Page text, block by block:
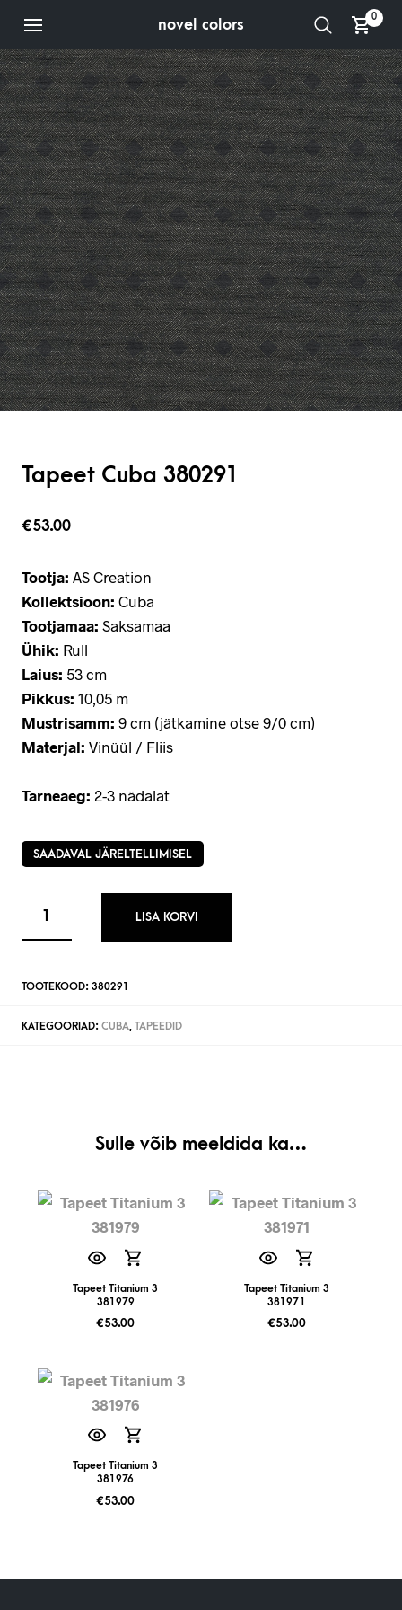
novel colors 0
Tapeet Cuba 380291
€53.00
Tootja: AS Creation
Kollektsioon: Cuba
Tootjamaa: Saksamaa
Ühik: Rull
Laius: 53 cm
Pikkus: 10,05 m
Mustrisamm: 9 cm (jätkamine otse 9/0 cm)
Materjal: Vinüül / Fliis
Tarneaeg: 2-3 nädalat
SAADAVAL JÄRELTELLIMISEL
LISA KORVI
TOOTEKOOD: 380291
KATEGOORIAD: CUBA, TAPEEDID
Sulle võib meeldida ka…
Tapeet Titanium 3
381979
€53.00
Tapeet Titanium 3
381971
€53.00
Tapeet Titanium 3
381976
€53.00